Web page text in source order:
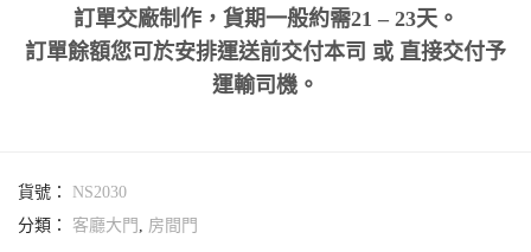
訂單交廠制作，貨期一般約需21 – 23天。
訂單餘額您可於安排運送前交付本司 或 直接交付予
運輸司機。
貨號： NS2030
分類： 客廳大門 , 房間門